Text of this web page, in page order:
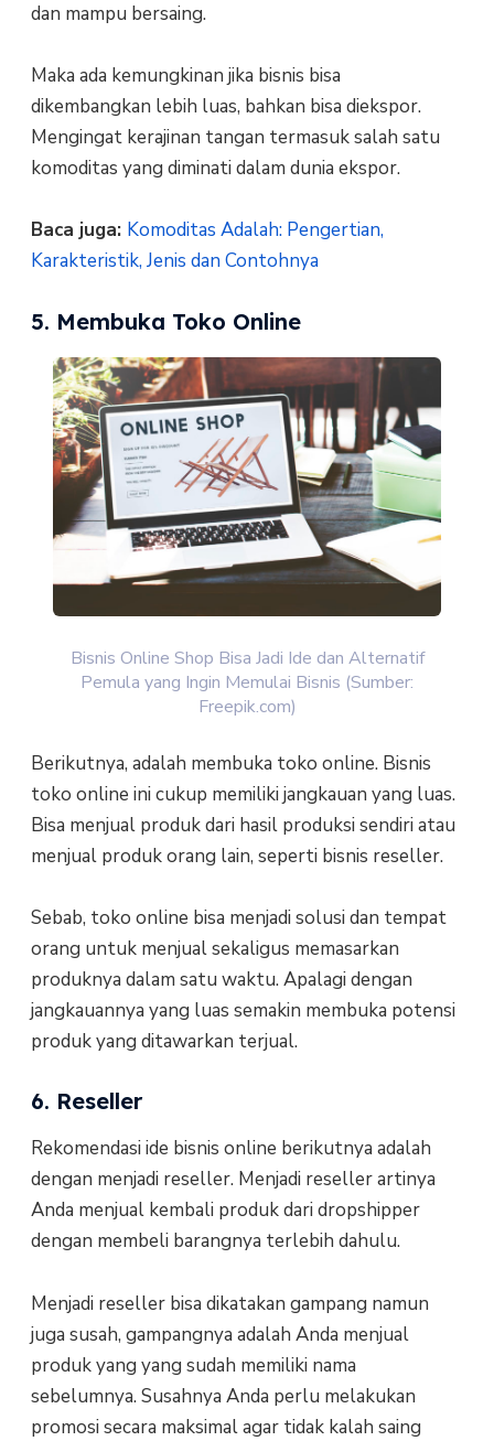
dan mampu bersaing.
Maka ada kemungkinan jika bisnis bisa
dikembangkan lebih luas, bahkan bisa diekspor.
Mengingat kerajinan tangan termasuk salah satu
komoditas yang diminati dalam dunia ekspor.
Baca juga: Komoditas Adalah: Pengertian,
Karakteristik, Jenis dan Contohnya
5. Membuka Toko Online
Bisnis Online Shop Bisa Jadi Ide dan Alternatif
Pemula yang Ingin Memulai Bisnis (Sumber:
Freepik.com)
Berikutnya, adalah membuka toko online. Bisnis
toko online ini cukup memiliki jangkauan yang luas.
Bisa menjual produk dari hasil produksi sendiri atau
menjual produk orang lain, seperti bisnis reseller.
Sebab, toko online bisa menjadi solusi dan tempat
orang untuk menjual sekaligus memasarkan
produknya dalam satu waktu. Apalagi dengan
jangkauannya yang luas semakin membuka potensi
produk yang ditawarkan terjual.
6. Reseller
Rekomendasi ide bisnis online berikutnya adalah
dengan menjadi reseller. Menjadi reseller artinya
Anda menjual kembali produk dari dropshipper
dengan membeli barangnya terlebih dahulu.
Menjadi reseller bisa dikatakan gampang namun
juga susah, gampangnya adalah Anda menjual
produk yang yang sudah memiliki nama
sebelumnya. Susahnya Anda perlu melakukan
promosi secara maksimal agar tidak kalah saing